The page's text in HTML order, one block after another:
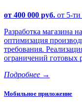
от 400 000 руб. от 5-
Разработка магазина
оптимизация
требования.
ограничений готовых
Подробнее →
Мобильное приложение